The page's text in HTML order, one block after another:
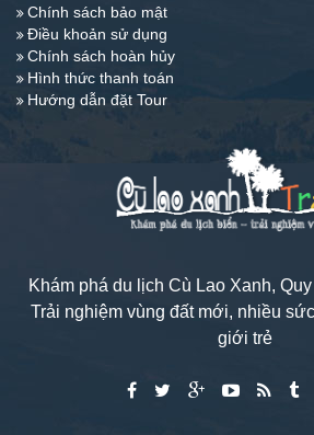
Chính sách bảo mật
Điều khoản sử dụng
Chính sách hoàn hủy
Hình thức thanh toán
Hướng dẫn đặt Tour
Khám phá du lịch Cù Lao Xanh,
Trải nghiệm vùng đất mới, nhiều
giới trẻ